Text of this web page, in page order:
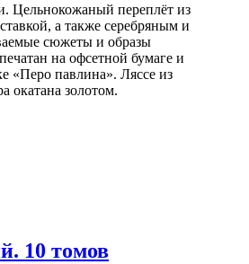
Цельнокожаный переплёт из
а также серебряным и
сюжеты и образы
на офсетной бумаге и
«Перо павлина». Ляссе из
окатана золотом.
10 томов